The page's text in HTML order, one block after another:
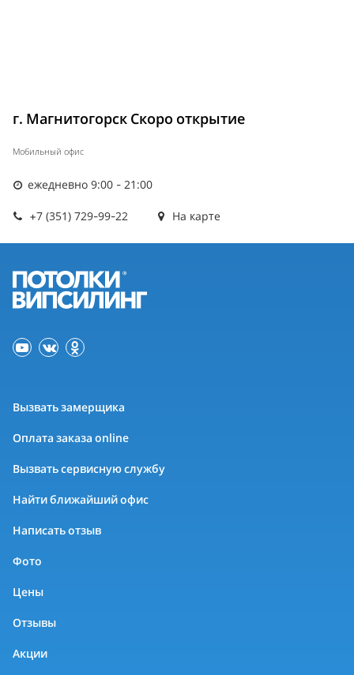
г. Магнитогорск Скоро открытие
Мобильный офис
ежедневно 9:00 - 21:00
+7 (351) 729-99-22 На карте
Вызвать замерщика
Оплата заказа online
Вызвать сервисную службу
Найти ближайший офис
Написать отзыв
Фото
Цены
Отзывы
Акции